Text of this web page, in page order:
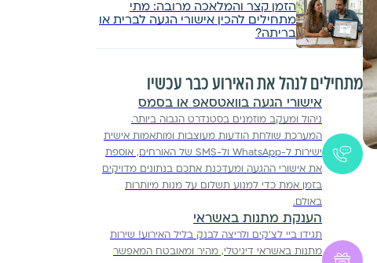
הזמן קצר והמלאכה מרובה: מתי
מתחילים להכין אישורי הגעה לברית או
בריתה?
מתחילים לנהל את האירוע כבר עכשיו
אישורי הגעה בוואטסאפ או בסמס
ניהול ומעקב מוזמנים בסטנדרט הגבוה ביותר.
המערכת שולחת הודעות מעוצבות ומותאמות אישית
ישירות ל-WhatsApp ול-SMS של האורחים, אוספת
את אישורי ההגעה ומעדכנת אתכם בנתונים מדויקים
בזמן אמת כדי למנוע תשלום על מנות מיותרות
באולם.
הענקת מתנות באשראי
תגידו ביי לצ'קים ולריצה לבנק בליל האירוע! שירות
מתנות באשראי דיגיטלי, מהיר ומאובטח המאפשר